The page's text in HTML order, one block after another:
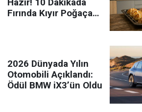
Fırında Kıyır Poğaça
2026 Dünyada Yılın
Otomobili Açıklandı:
Ödül BMW iX3’ün Oldu